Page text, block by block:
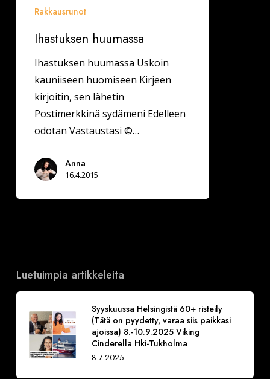
Rakkausrunot
Ihastuksen huumassa
Ihastuksen huumassa Uskoin
kauniiseen huomiseen Kirjeen
kirjoitin, sen lähetin
Postimerkkinä sydämeni Edelleen
odotan Vastaustasi ©…
Anna
16.4.2015
Luetuimpia artikkeleita
Syyskuussa Helsingistä 60+ risteily
(Tätä on pyydetty, varaa siis paikkasi
ajoissa) 8.-10.9.2025 Viking
Cinderella Hki-Tukholma
8.7.2025